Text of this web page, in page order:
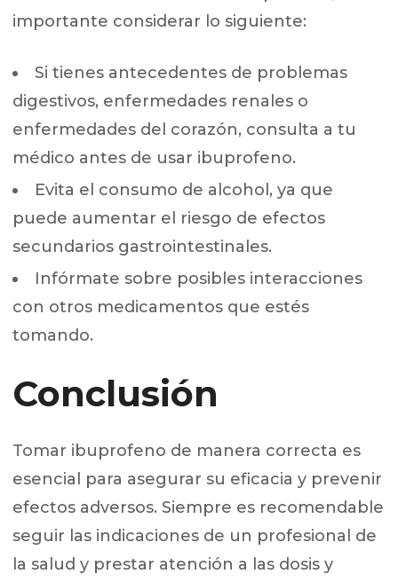
importante considerar lo siguiente:
Si tienes antecedentes de problemas
digestivos, enfermedades renales o
enfermedades del corazón, consulta a tu
médico antes de usar ibuprofeno.
Evita el consumo de alcohol, ya que
puede aumentar el riesgo de efectos
secundarios gastrointestinales.
Infórmate sobre posibles interacciones
con otros medicamentos que estés
tomando.
Conclusión
Tomar ibuprofeno de manera correcta es
esencial para asegurar su eficacia y prevenir
efectos adversos. Siempre es recomendable
seguir las indicaciones de un profesional de
la salud y prestar atención a las dosis y